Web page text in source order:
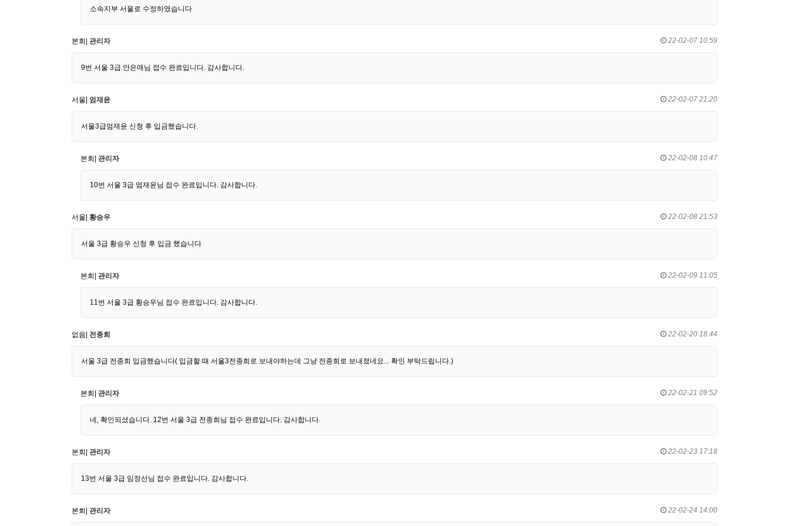
소속지부 서울로 수정하였습니다
본회| 관리자 22-02-07 10:59
9번 서울 3급 안은애님 접수 완료입니다. 감사합니다.
서울| 엄재윤 22-02-07 21:20
서울3급엄재윤 신청 후 입금했습니다.
본회| 관리자 22-02-08 10:47
10번 서울 3급 엄재윤님 접수 완료입니다. 감사합니다.
서울| 황승우 22-02-08 21:53
서울 3급 황승우 신청 후 입금 했습니다
본회| 관리자 22-02-09 11:05
11번 서울 3급 황승우님 접수 완료입니다. 감사합니다.
없음| 전종희 22-02-20 18:44
서울 3급 전종희 입금했습니다( 입금할 때 서울3전종희로 보내야하는데 그냥 전종희로 보내졌네요... 확인 부탁드립니다.)
본회| 관리자 22-02-21 09:52
네, 확인되셨습니다. 12번 서울 3급 전종희님 접수 완료입니다. 감사합니다.
본회| 관리자 22-02-23 17:18
13번 서울 3급 임정선님 접수 완료입니다. 감사합니다.
본회| 관리자 22-02-24 14:00